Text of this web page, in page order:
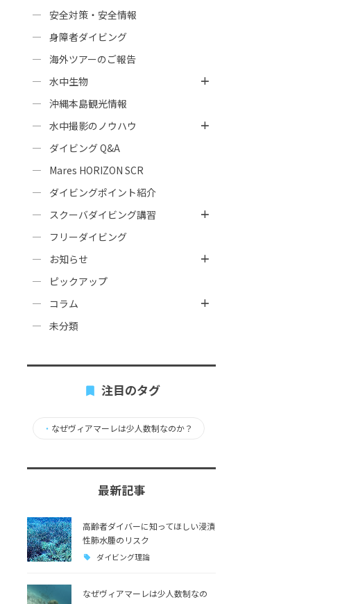
安全対策・安全情報
身障者ダイビング
海外ツアーのご報告
水中生物
沖縄本島観光情報
水中撮影のノウハウ
ダイビング Q&A
Mares HORIZON SCR
ダイビングポイント紹介
スクーバダイビング講習
フリーダイビング
お知らせ
ピックアップ
コラム
未分類
注目のタグ
・ なぜヴィアマーレは少人数制なのか？
最新記事
高齢者ダイバーに知ってほしい浸漬
性肺水腫のリスク
ダイビング理論
なぜヴィアマーレは少人数制なの